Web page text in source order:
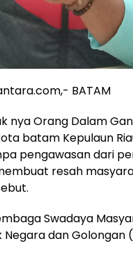
BATAM
nya Orang Dalam
batam Kepulaun
pengawasan dari
resah
Swadaya
dan Golongan